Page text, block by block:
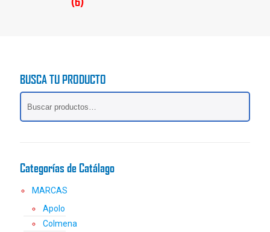
BUSCA TU PRODUCTO
Categorías de Catálago
MARCAS
Apolo
Colmena